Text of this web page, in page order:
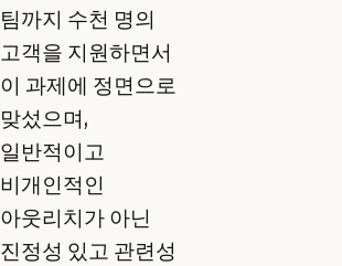
팀까지 수천 명의
고객을 지원하면서
이 과제에 정면으로
맞섰으며,
일반적이고
비개인적인
아웃리치가 아닌
진정성 있고 관련성